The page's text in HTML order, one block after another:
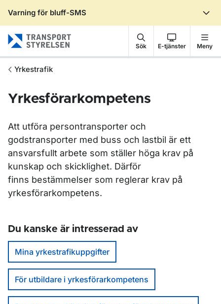
Varning för bluff-SMS
Sök E-tjänster Meny
Yrkestrafik
Yrkesförarkompetens
Att utföra persontransporter och
godstransporter med buss och lastbil är ett
ansvarsfullt arbete som ställer höga krav på
kunskap och skicklighet. Därför
finns bestämmelser som reglerar krav på
yrkesförarkompetens.
Du kanske är intresserad av
Mina yrkestrafikuppgifter
För utbildare i yrkesförarkompetens